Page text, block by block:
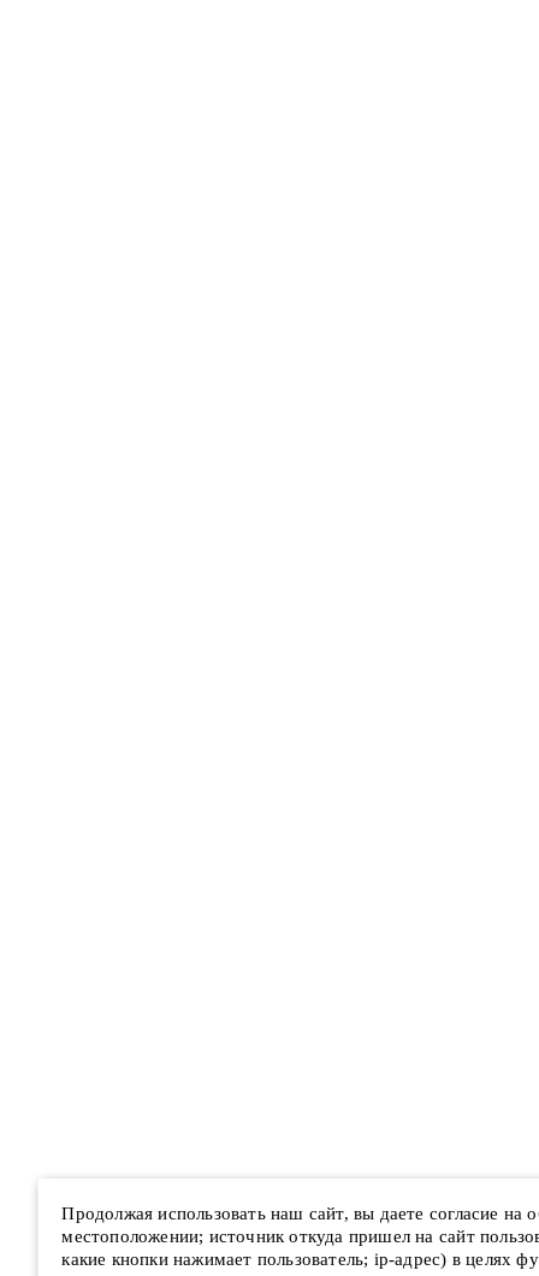
Продолжая использовать наш сайт, вы даете согласие на
местоположении; источник откуда пришел на сайт
какие кнопки нажимает пользователь; ip-адрес) в целях